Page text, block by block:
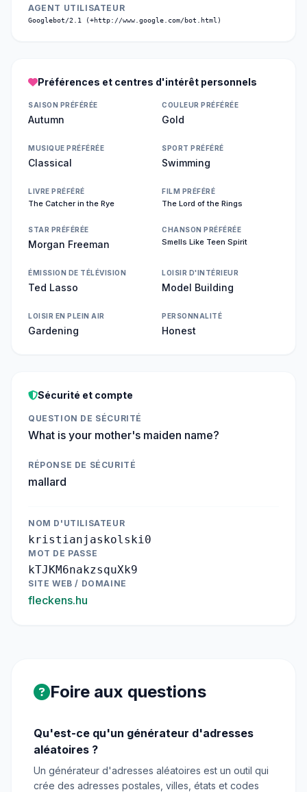
AGENT UTILISATEUR
Googlebot/2.1 (+http://www.google.com/bot.html)
Préférences et centres d'intérêt personnels
SAISON PRÉFÉRÉE
Autumn
COULEUR PRÉFÉRÉE
Gold
MUSIQUE PRÉFÉRÉE
Classical
SPORT PRÉFÉRÉ
Swimming
LIVRE PRÉFÉRÉ
The Catcher in the Rye
FILM PRÉFÉRÉ
The Lord of the Rings
STAR PRÉFÉRÉE
Morgan Freeman
CHANSON PRÉFÉRÉE
Smells Like Teen Spirit
ÉMISSION DE TÉLÉVISION
Ted Lasso
LOISIR D'INTÉRIEUR
Model Building
LOISIR EN PLEIN AIR
Gardening
PERSONNALITÉ
Honest
Sécurité et compte
QUESTION DE SÉCURITÉ
What is your mother's maiden name?
RÉPONSE DE SÉCURITÉ
mallard
NOM D'UTILISATEUR
kristianjaskolski0
MOT DE PASSE
kTJKM6nakzsquXk9
SITE WEB / DOMAINE
fleckens.hu
Foire aux questions
Qu'est-ce qu'un générateur d'adresses
aléatoires ?
Un générateur d'adresses aléatoires est un outil qui
crée des adresses postales, villes, états et codes